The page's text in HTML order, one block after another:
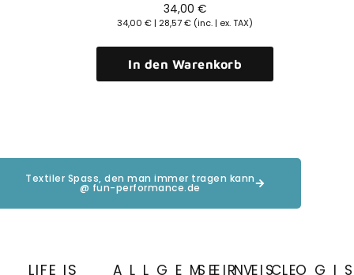
34,00 €
34,00 € | 28,57€ (inc. | ex. TAX)
In den Warenkorb
Textiler Spass, den man immer tragen kann
@ fun-performance.de
LIFE IS
ALLGEMEINES
SERVICE